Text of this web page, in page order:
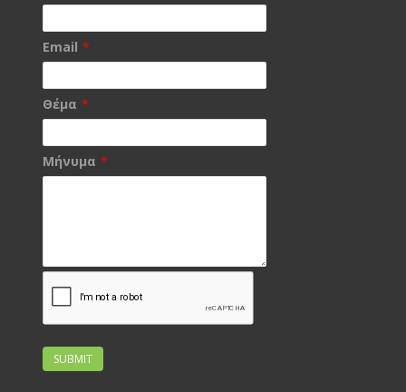
Email *
Θέμα *
Μήνυμα *
SUBMIT